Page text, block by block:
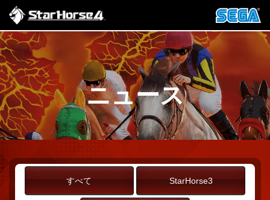
ニュース
すべて StarHorse3